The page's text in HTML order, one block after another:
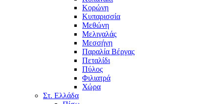
Κορώνη
Κυπαρισσία
Μεθώνη
Μελιγαλάς
Μεσσήνη
Παραλία Βέργας
Πεταλίδι
Πύλος
Φιλιατρά
Χώρα
Στ. Ελλάδα